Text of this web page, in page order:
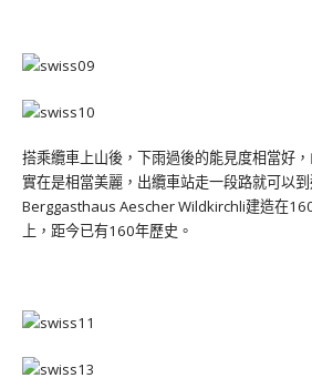
搭乘纜車上山後，下雨過後的能見度相當好
實在是相當美麗，出纜車站走一段路就可以
Berggasthaus Aescher Wildkirchli建造在
上，距今已有160年歷史。